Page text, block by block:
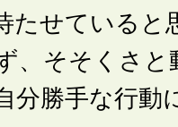
たせていると
、そそくさと
分勝手な行動